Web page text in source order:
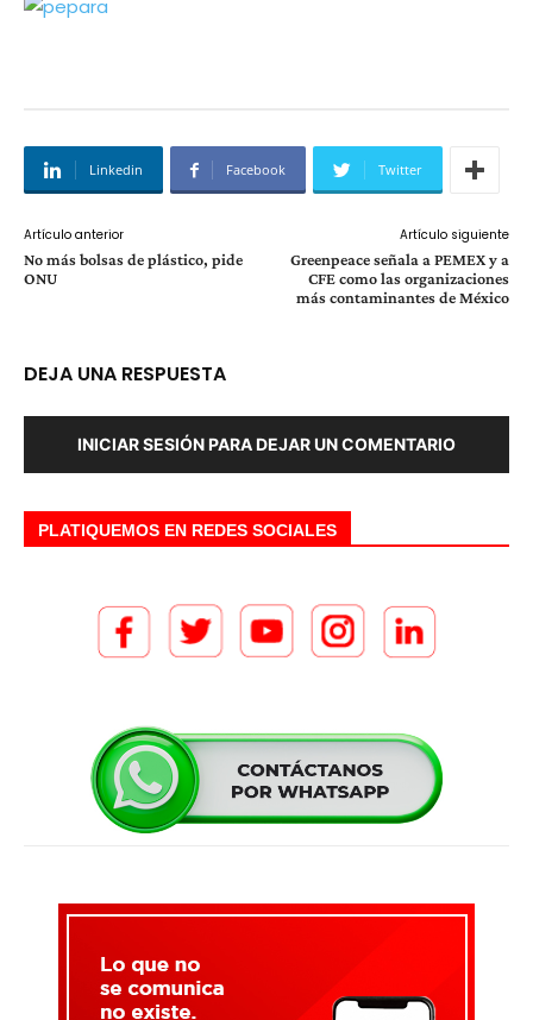
Linkedin Facebook Twitter
Artículo anterior
No más bolsas de plástico, pide
ONU
Artículo siguiente
Greenpeace señala a PEMEX y a
CFE como las organizaciones
más contaminantes de México
DEJA UNA RESPUESTA
INICIAR SESIÓN PARA DEJAR UN COMENTARIO
PLATIQUEMOS EN REDES SOCIALES